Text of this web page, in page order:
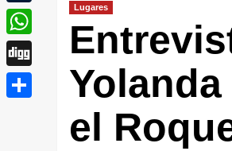
Lugares
el
Tumblr
WhatsApp
Digg